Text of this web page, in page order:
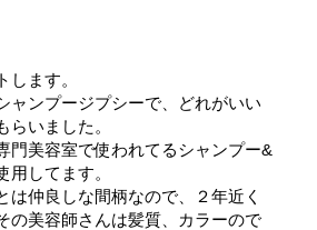
します。
ャンプージプシーで、どれがいい
らいました。
門美容室で使われてるシャンプー&
用してます。
は仲良しな間柄なので、２年近く
の美容師さんは髪質、カラーので